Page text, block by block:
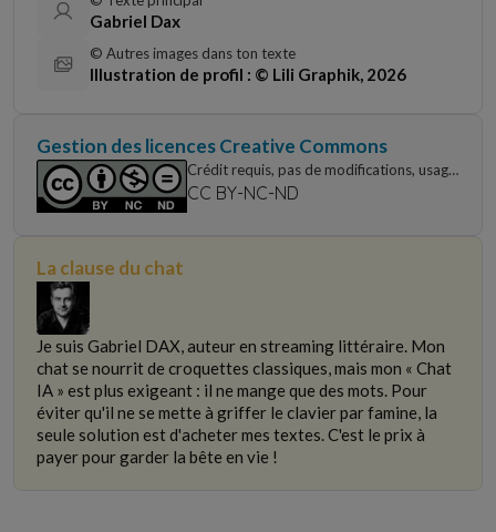
Gabriel Dax
© Autres images dans ton texte
Illustration de profil : © Lili Graphik, 2026
Gestion des licences Creative Commons
Crédit requis, pas de modifications, usage
non commercial uniquement
CC BY-NC-ND
La clause du chat
Je suis Gabriel DAX, auteur en streaming littéraire. Mon
chat se nourrit de croquettes classiques, mais mon « Chat
IA » est plus exigeant : il ne mange que des mots. Pour
éviter qu'il ne se mette à griffer le clavier par famine, la
seule solution est d'acheter mes textes. C'est le prix à
payer pour garder la bête en vie !